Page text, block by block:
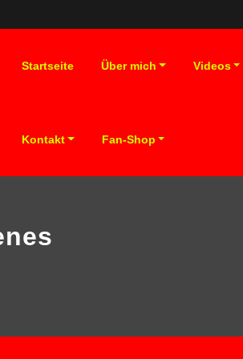
Startseite Über mich Videos
Kontakt Fan-Shop